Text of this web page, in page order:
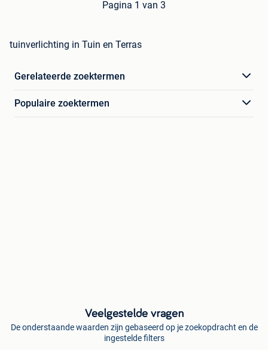
Pagina 1 van 3
tuinverlichting in Tuin en Terras
Gerelateerde zoektermen
Populaire zoektermen
Veelgestelde vragen
De onderstaande waarden zijn gebaseerd op je zoekopdracht en de
ingestelde filters